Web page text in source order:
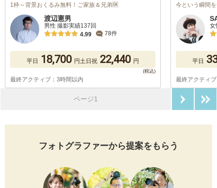
1枠～背景おくるみ無料！ご家族＆兄弟🆗
渡辺憲男
男性 撮影実績137回
4.99
78件
平日 18,700 円土日祝 22,440 円
最終アクティブ：3時間以内
今という瞬間
女
平日
最終アクティ
ページ1
フォトグラファーから提案をもらう